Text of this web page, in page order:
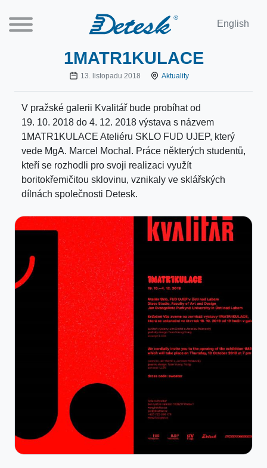
English
1MATR1KULACE
13. listopadu 2018 Aktuality
V pražské galerii Kvalitář bude probíhat od
19. 10. 2018 do 4. 12. 2018 výstava s názvem
1MATR1KULACE Ateliéru SKLO FUD UJEP, který
vede MgA. Marcel Mochal. Práce některých studentů,
kteří se rozhodli pro svoji realizaci využít
boritokřemičitou sklovinu, vznikaly ve sklářských
dílnách společnosti Detesk.